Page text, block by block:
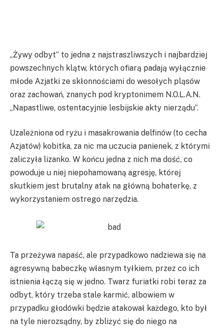
„Żywy odbyt” to jedna z najstraszliwszych i najbardziej
powszechnych klątw, których ofiarą padają wyłącznie
młode Azjatki ze skłonnościami do wesołych pląsów
oraz zachowań, znanych pod kryptonimem N.O.L.A.N.
„Napastliwe, ostentacyjnie lesbijskie akty nierządu”.
Uzależniona od ryżu i masakrowania delfinów (to cecha
Azjatów) kobitka, za nic ma uczucia panienek, z którymi
zaliczyła lizanko. W końcu jedna z nich ma dość, co
powoduje u niej niepohamowaną agresję, której
skutkiem jest brutalny atak na główną bohaterkę, z
wykorzystaniem ostrego narzędzia.
Ta przeżywa napaść, ale przypadkowo nadziewa się na
agresywną babeczkę własnym tyłkiem, przez co ich
istnienia łączą się w jedno. Twarz furiatki robi teraz za
odbyt, który trzeba stale karmić, albowiem w
przypadku głodówki będzie atakował każdego, kto był
na tyle nierozsądny, by zbliżyć się do niego na